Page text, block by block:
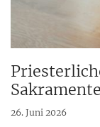
26. Juni 2026